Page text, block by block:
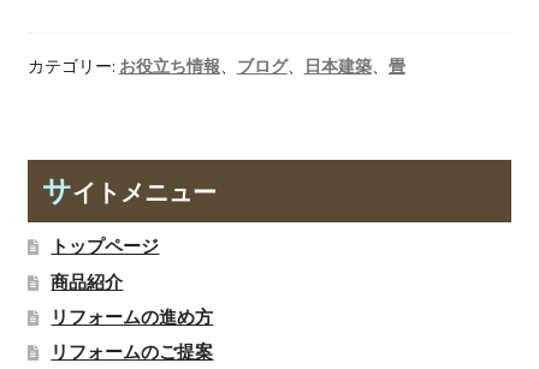
カテゴリー: お役立ち情報、 ブログ、 日本建築、 畳
サイトメニュー
トップページ
商品紹介
リフォームの進め方
リフォームのご提案